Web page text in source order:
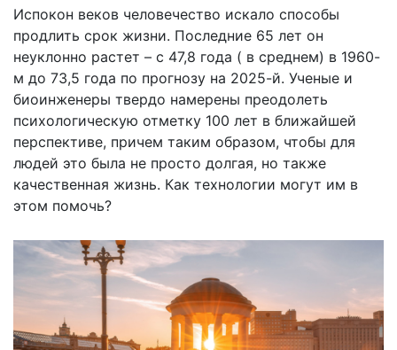
Испокон веков человечество искало способы
продлить срок жизни. Последние 65 лет он
неуклонно растет – с 47,8 года ( в среднем) в 1960-
м до 73,5 года по прогнозу на 2025-й. Ученые и
биоинженеры твердо намерены преодолеть
психологическую отметку 100 лет в ближайшей
перспективе, причем таким образом, чтобы для
людей это была не просто долгая, но также
качественная жизнь. Как технологии могут им в
этом помочь?